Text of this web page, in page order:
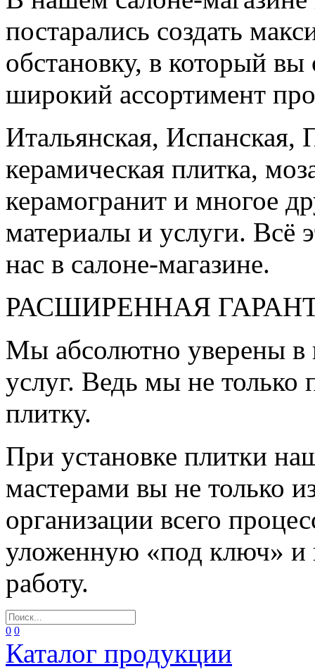
постарались создать
обстановку, в который
широкий ассортимент
Итальянская, Испанская,
керамическая плитка,
керамогранит и многое
материалы и услуги. Всё
нас в салоне-магазине.
РАСШИРЕННАЯ
Мы абсолютно уверены в
услуг. Ведь мы не
плитку.
При установке плитки
мастерами вы не только
организации всего
уложенную «под ключ» и
работу.
0 0
Каталог продукции